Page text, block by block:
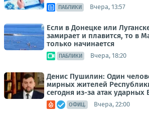
ПАБЛИКИ Вчера, 13:57
Если в Донецке или
замирает и плавится, то в
только начинается
ПАБЛИКИ Вчера, 18:20
Денис Пушилин: Один
мирных жителей
сегодня из-за атак
ОФИЦ. Вчера, 22:00